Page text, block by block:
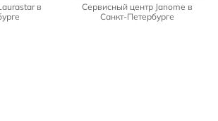
в
Сервисный центр Janome в
Санкт-Петербурге